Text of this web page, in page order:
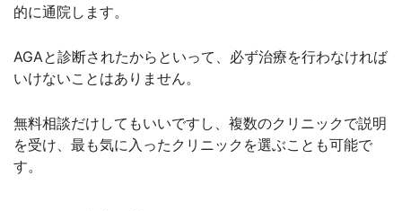
的に通院します。
AGAと診断されたからといって、必ず治療を行わなければ
いけないことはありません。
無料相談だけしてもいいですし、複数のクリニックで説明
を受け、最も気に入ったクリニックを選ぶことも可能で
す。